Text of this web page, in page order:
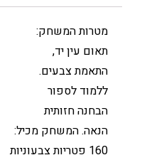
מטרות המשחק:
תאום עין יד,
התאמת צבעים.
ללמוד לספור
הבחנה חזותית
הנאה. המשחק מכיל:
160 פטריות צבעוניות